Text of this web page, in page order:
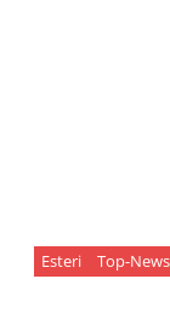
Esteri Top-News